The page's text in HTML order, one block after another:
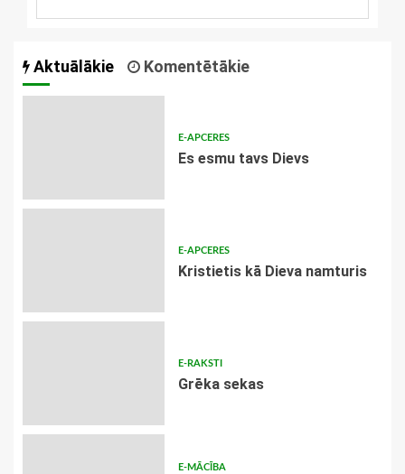
Aktuālākie Komentētākie
E-APCERES
Es esmu tavs Dievs
E-APCERES
Kristietis kā Dieva namturis
E-RAKSTI
Grēka sekas
E-MĀCĪBA